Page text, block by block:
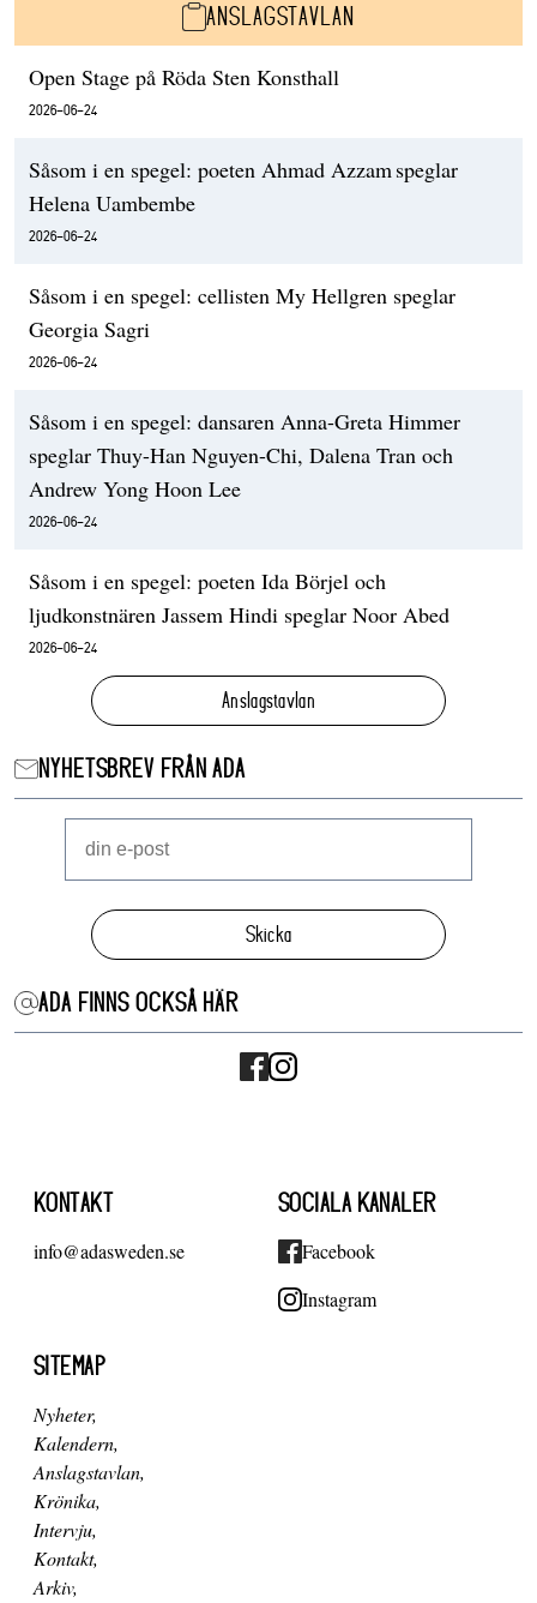
ANSLAGSTAVLAN
Open Stage på Röda Sten Konsthall
2026-06-24
Såsom i en spegel: poeten Ahmad Azzam speglar
Helena Uambembe
2026-06-24
Såsom i en spegel: cellisten My Hellgren speglar
Georgia Sagri
2026-06-24
Såsom i en spegel: dansaren Anna-Greta Himmer
speglar Thuy-Han Nguyen-Chi, Dalena Tran och
Andrew Yong Hoon Lee
2026-06-24
Såsom i en spegel: poeten Ida Börjel och
ljudkonstnären Jassem Hindi speglar Noor Abed
2026-06-24
Anslagstavlan
NYHETSBREV FRÅN ADA
Skicka
ADA FINNS OCKSÅ HÄR
KONTAKT
info@adasweden.se
SOCIALA KANALER
Facebook
Instagram
SITEMAP
Nyheter
Kalendern
Anslagstavlan
Krönika
Intervju
Kontakt
Arkiv